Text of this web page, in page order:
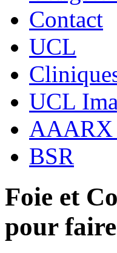
Contact
UCL
UCL
AAARX
BSR
Foie et
pour